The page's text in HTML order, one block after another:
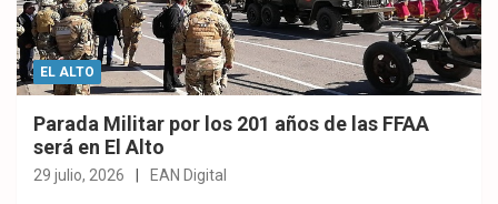
EL ALTO
Parada Militar por los 201 años de las FFAA
será en El Alto
29 julio, 2026 EAN Digital